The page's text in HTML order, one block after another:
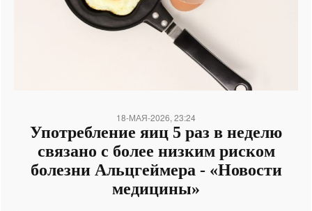
18-МАЯ-2026, 23:24
Употребление яиц 5 раз в неделю
связано с более низким риском
болезни Альцгеймера - «Новости
медицины»